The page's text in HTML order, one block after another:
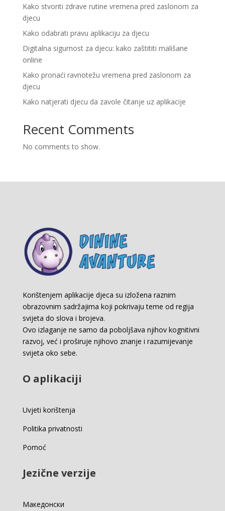
Kako stvoriti zdrave rutine vremena pred zaslonom za
djecu
Kako odabrati pravu aplikaciju za djecu
Digitalna sigurnost za djecu: kako zaštititi mališane
online
Kako pronaći ravnotežu vremena pred zaslonom za
djecu
Kako natjerati djecu da zavole čitanje uz aplikacije
Recent Comments
No comments to show.
Korištenjem aplikacije djeca su izložena raznim
obrazovnim sadržajima koji pokrivaju teme od regija
svijeta do slova i brojeva.
Ovo izlaganje ne samo da poboljšava njihov kognitivni
razvoj, već i proširuje njihovo znanje i razumijevanje
svijeta oko sebe.
O aplikaciji
Uvjeti korištenja
Politika privatnosti
Pomoć
Jezične verzije
Македонски